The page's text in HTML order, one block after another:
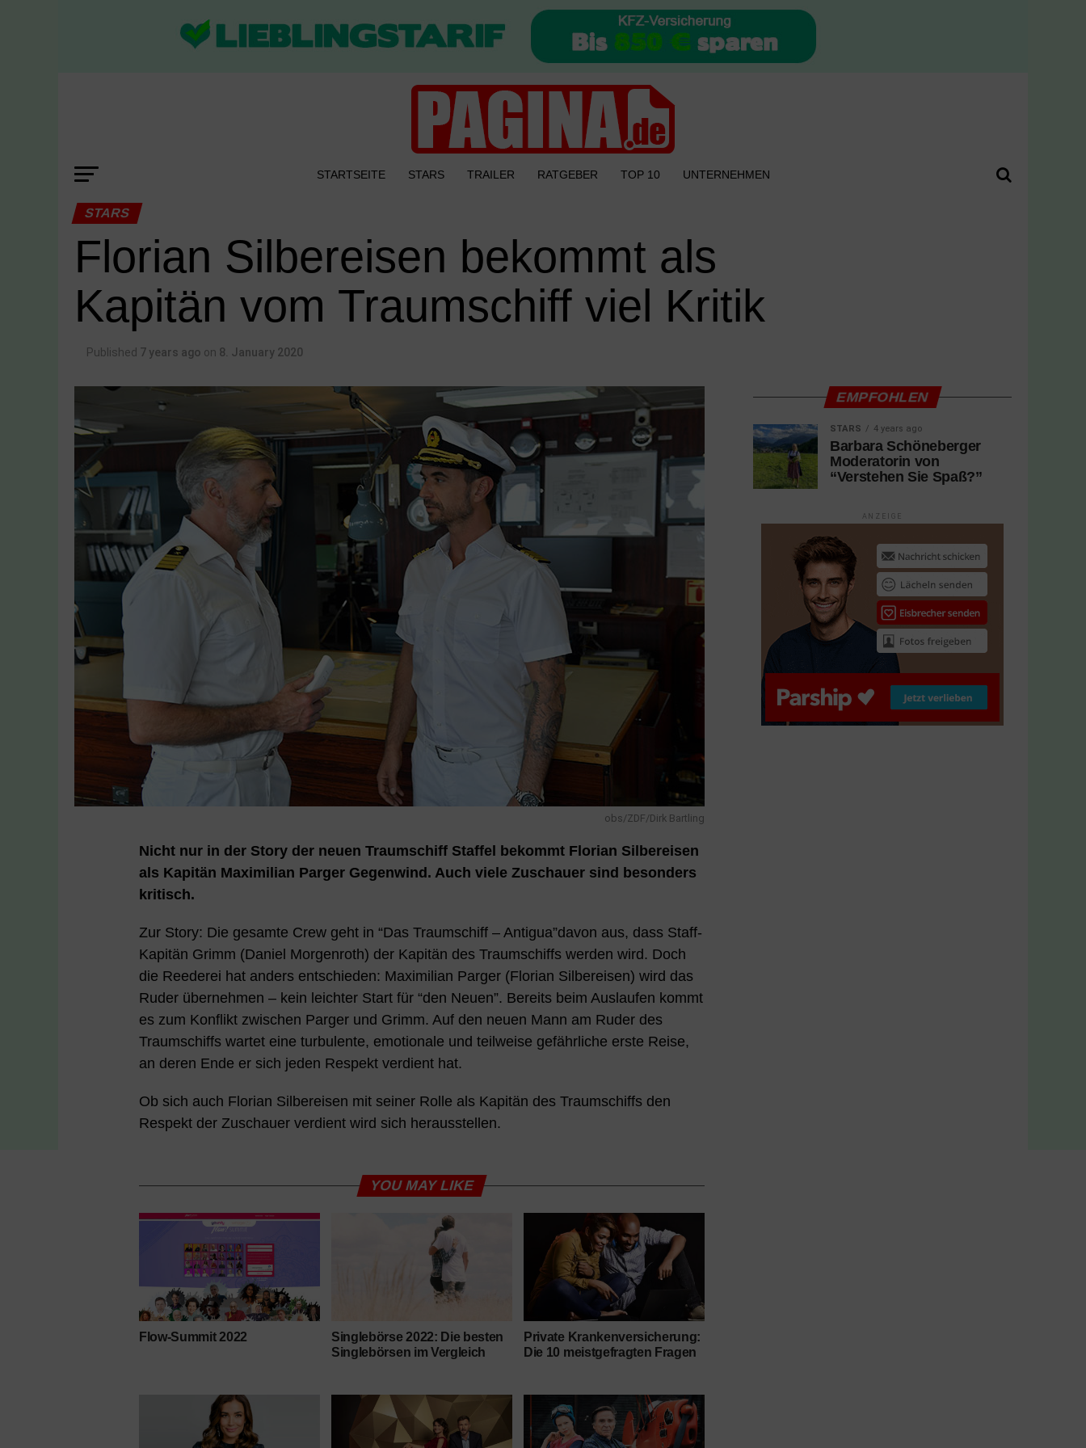
STARTSEITE STARS TRAILER RATGEBER TOP 10 UNTERNEHMEN
STARS
Florian Silbereisen bekommt als
Kapitän vom Traumschiff viel Kritik
Published 7 years ago on 8. January 2020
obs/ZDF/Dirk Bartling
Nicht nur in der Story der neuen Traumschiff Staffel bekommt Florian Silbereisen
als Kapitän Maximilian Parger Gegenwind. Auch viele Zuschauer sind besonders
kritisch.
Zur Story: Die gesamte Crew geht in “Das Traumschiff – Antigua”davon aus, dass Staff-
Kapitän Grimm (Daniel Morgenroth) der Kapitän des Traumschiffs werden wird. Doch
die Reederei hat anders entschieden: Maximilian Parger (Florian Silbereisen) wird das
Ruder übernehmen – kein leichter Start für “den Neuen”. Bereits beim Auslaufen kommt
es zum Konflikt zwischen Parger und Grimm. Auf den neuen Mann am Ruder des
Traumschiffs wartet eine turbulente, emotionale und teilweise gefährliche erste Reise,
an deren Ende er sich jeden Respekt verdient hat.
Ob sich auch Florian Silbereisen mit seiner Rolle als Kapitän des Traumschiffs den
Respekt der Zuschauer verdient wird sich herausstellen.
YOU MAY LIKE
Flow-Summit 2022
Singlebörse 2022: Die besten
Singlebörsen im Vergleich
Private Krankenversicherung:
Die 10 meistgefragten Fragen
EMPFOHLEN
STARS 4 years ago
Barbara Schöneberger
Moderatorin von
“Verstehen Sie Spaß?”
ANZEIGE